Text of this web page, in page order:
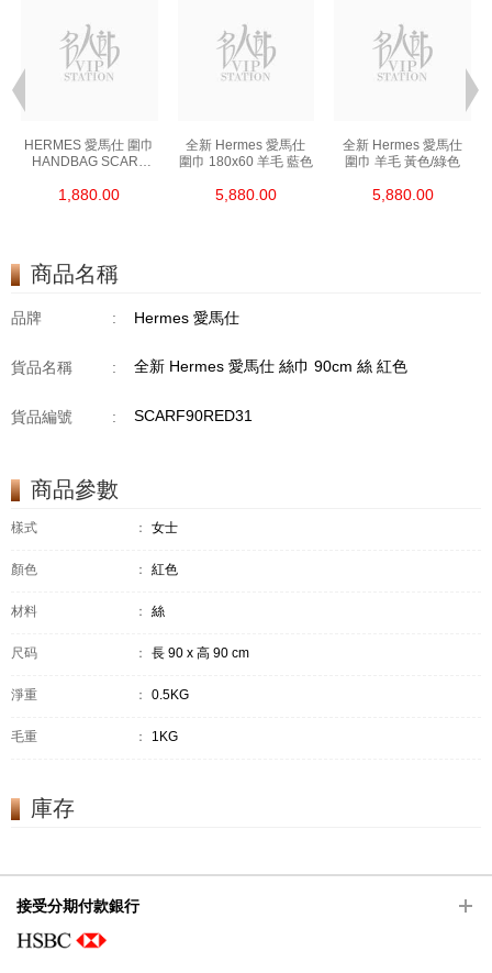
HERMES 愛馬仕 圍巾
HANDBAG SCARF
1,880.00
全新 Hermes 愛馬仕
圍巾 180x60 羊毛 藍色
5,880.00
全新 Hermes 愛馬仕
圍巾 羊毛 黃色/綠色
5,880.00
商品名稱
品牌 : Hermes 愛馬仕
貨品名稱 : 全新 Hermes 愛馬仕 絲巾 90cm 絲 紅色
貨品編號 : SCARF90RED31
商品參數
樣式 ： 女士
顏色 ： 紅色
材料 ： 絲
尺码 ： 長 90 x 高 90 cm
淨重 ： 0.5KG
毛重 ： 1KG
庫存
接受分期付款銀行